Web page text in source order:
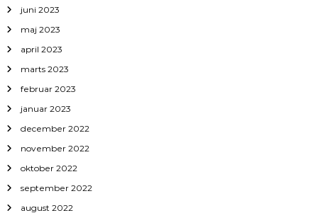
juni 2023
maj 2023
april 2023
marts 2023
februar 2023
januar 2023
december 2022
november 2022
oktober 2022
september 2022
august 2022